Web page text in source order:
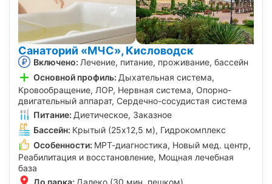
Санаторий «МЧС», Кисловодск
Включено: Лечение, питание, проживание, бассейн
Основной профиль: Дыхательная система,
Кровообращение, ЛОР, Нервная система, Опорно-
двигательный аппарат, Сердечно-сосудистая система
Питание: Диетическое, Заказное
Бассейн: Крытый (25х12,5 м), Гидрокомплекс
Особенности: МРТ-диагностика, Новый мед. центр,
Реабилитация и восстановление, Мощная лечебная
база